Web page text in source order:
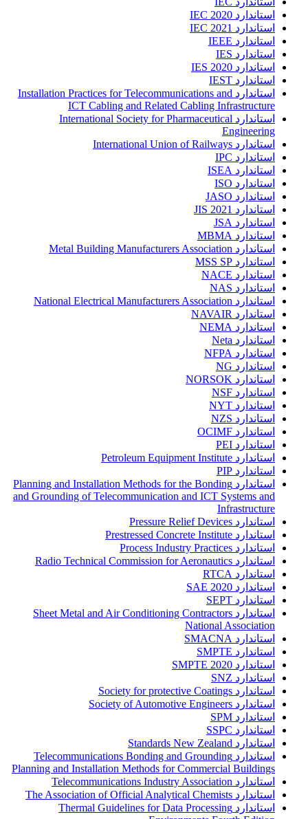
استاندارد IEC 2020
استاندارد IEC 2021
استاندارد IEEE
استاندارد IES
استاندارد IES 2020
استاندارد IEST
استاندارد Installation Practices for Telecommunications and
ICT Cabling and Related Cabling Infrastructure
استاندارد International Society for Pharmaceutical
Engineering
استاندارد International Union of Railways
استاندارد IPC
استاندارد ISEA
استاندارد ISO
استاندارد JASO
استاندارد JIS 2021
استاندارد JSA
استاندارد MBMA
استاندارد Metal Building Manufacturers Association
استاندارد MSS SP
استاندارد NACE
استاندارد NAS
استاندارد National Electrical Manufacturers Association
استاندارد NAVAIR
استاندارد NEMA
استاندارد Neta
استاندارد NFPA
استاندارد NG
استاندارد NORSOK
استاندارد NSF
استاندارد NYT
استاندارد NZS
استاندارد OCIMF
استاندارد PEI
استاندارد Petroleum Equipment Institute
استاندارد PIP
استاندارد Planning and Installation Methods for the Bonding
and Grounding of Telecommunication and ICT Systems and
Infrastructure
استاندارد Pressure Relief Devices
استاندارد Prestressed Concrete Institute
استاندارد Process Industry Practices
استاندارد Radio Technical Commission for Aeronautics
استاندارد RTCA
استاندارد SAE 2020
استاندارد SEPT
استاندارد Sheet Metal and Air Conditioning Contractors
National Association
استاندارد SMACNA
استاندارد SMPTE
استاندارد SMPTE 2020
استاندارد SNZ
استاندارد Society for protective Coatings
استاندارد Society of Automotive Engineers
استاندارد SPM
استاندارد SSPC
استاندارد Standards New Zealand
استاندارد Telecommunications Bonding and Grounding
Planning and Installation Methods for Commercial Buildings
استاندارد Telecommunications Industry Association
استاندارد The Association of Official Analytical Chemists
استاندارد Thermal Guidelines for Data Processing